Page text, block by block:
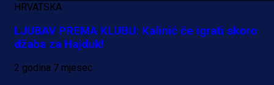
HRVATSKA
LJUBAV PREMA KLUBU: Kalinić će igrati skoro
džaba za Hajduk!
2 godina 7 mjesec